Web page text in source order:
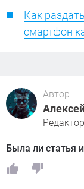
Как
смартфон
Автор
Редактор
Была ли статья